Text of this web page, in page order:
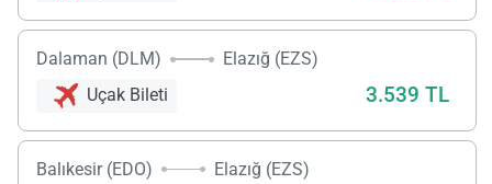
Dalaman (DLM)
Elazığ (EZS)
Uçak Bileti
3.539 TL
Balıkesir (EDO)
Elazığ (EZS)